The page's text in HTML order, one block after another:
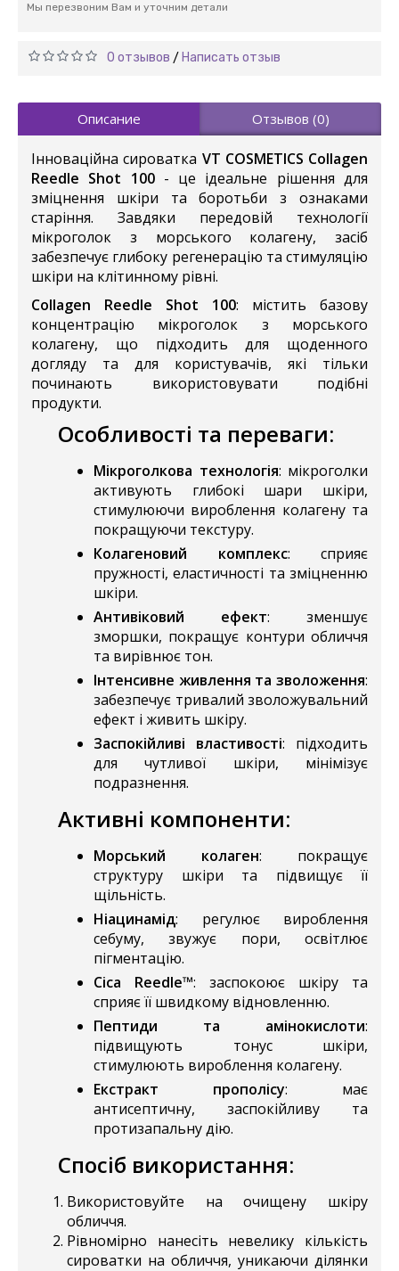
Мы перезвоним Вам и уточним детали
0 отзывов / Написать отзыв
Описание Отзывов (0)
Інноваційна сироватка VT COSMETICS Collagen
Reedle Shot 100- це ідеальне рішення для
зміцнення шкіри та боротьби з ознаками
старіння. Завдяки передовій технології
мікроголок з морського колагену, засіб
забезпечує глибоку регенерацію та стимуляцію
шкіри на клітинному рівні.
Collagen Reedle Shot 100: містить базову
концентрацію мікроголок з морського
колагену, що підходить для щоденного
догляду та для користувачів, які тільки
починають використовувати подібні
продукти.
Особливості та переваги:
Мікроголкова технологія: мікроголки
активують глибокі шари шкіри,
стимулюючи вироблення колагену та
покращуючи текстуру.
Колагеновий комплекс: сприяє
пружності, еластичності та зміцненню
шкіри.
Антивіковий ефект: зменшує
зморшки, покращує контури обличчя
та вирівнює тон.
Інтенсивне живлення та зволоження:
забезпечує тривалий зволожувальний
ефект і живить шкіру.
Заспокійливі властивості: підходить
для чутливої шкіри, мінімізує
подразнення.
Активні компоненти:
Морський колаген: покращує
структуру шкіри та підвищує її
щільність.
Ніацинамід: регулює вироблення
себуму, звужує пори, освітлює
пігментацію.
Cica Reedle™: заспокоює шкіру та
сприяє її швидкому відновленню.
Пептиди та амінокислоти:
підвищують тонус шкіри,
стимулюють вироблення колагену.
Екстракт прополісу: має
антисептичну, заспокійливу та
протизапальну дію.
Спосіб використання:
Використовуйте на очищену шкіру
обличчя.
Рівномірно нанесіть невелику кількість
сироватки на обличчя, уникаючи ділянки